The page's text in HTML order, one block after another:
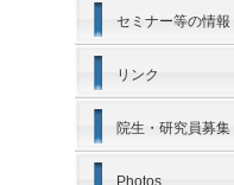
セミナー等の情報
リンク
院生・研究員募集
Photos